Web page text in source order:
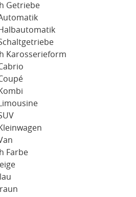
Getriebe
Karosserieform
Farbe